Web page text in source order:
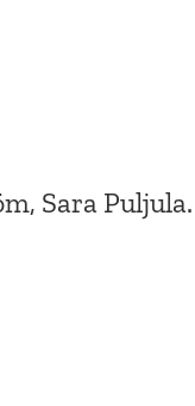
Sara Puljula.